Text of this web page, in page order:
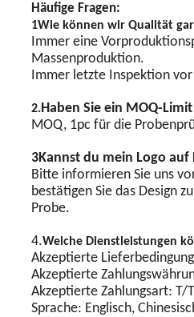
Explosionsgeschützter
Explosionssichere
explosionssicherer
Häufige Fragen:
1Wie können wir Qualität
Immer eine
Massenproduktion.
Immer letzte Inspektion
2.Haben Sie ein MOQ-
MOQ, 1pc für die
3Kannst du mein Logo
Bitte informieren Sie uns
bestätigen Sie das Design
Probe.
4.Welche Dienstleistungen
Akzeptierte
Akzeptierte
Akzeptierte Zahlungsart: T/
Sprache: Englisch,